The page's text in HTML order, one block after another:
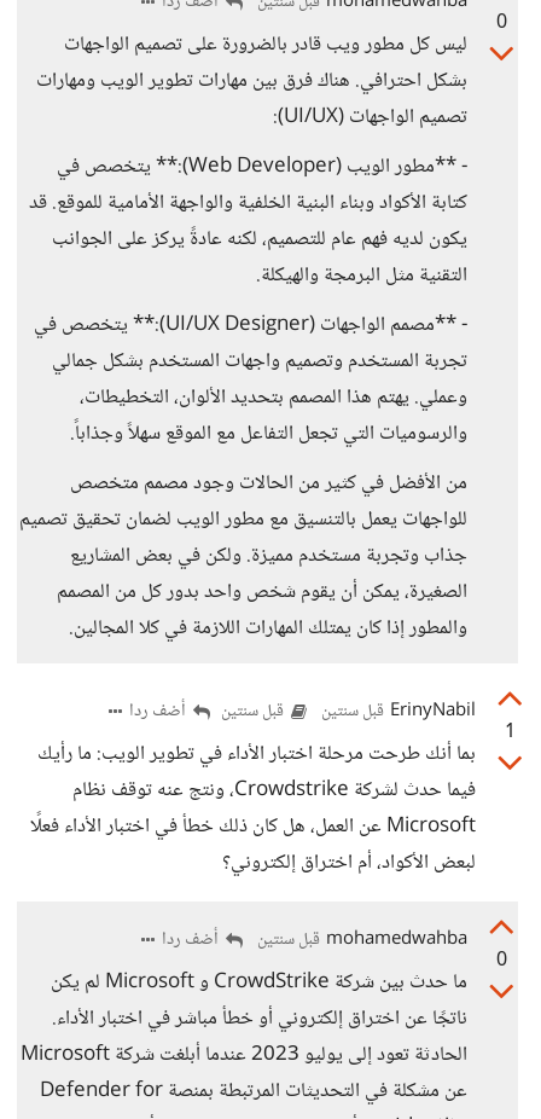
0
ليس كل مطور ويب قادر بالضرورة على تصميم الواجهات
بشكل احترافي. هناك فرق بين مهارات تطوير الويب ومهارات
تصميم الواجهات (UI/UX):
- **مطور الويب (Web Developer):** يتخصص في
كتابة الأكواد وبناء البنية الخلفية والواجهة الأمامية للموقع. قد
يكون لديه فهم عام للتصميم، لكنه عادةً يركز على الجوانب
التقنية مثل البرمجة والهيكلة.
- **مصمم الواجهات (UI/UX Designer):** يتخصص في
تجربة المستخدم وتصميم واجهات المستخدم بشكل جمالي
وعملي. يهتم هذا المصمم بتحديد الألوان، التخطيطات،
والرسوميات التي تجعل التفاعل مع الموقع سهلاً وجذاباً.
من الأفضل في كثير من الحالات وجود مصمم متخصص
للواجهات يعمل بالتنسيق مع مطور الويب لضمان تحقيق تصميم
جذاب وتجربة مستخدم مميزة. ولكن في بعض المشاريع
الصغيرة، يمكن أن يقوم شخص واحد بدور كل من المصمم
والمطور إذا كان يمتلك المهارات اللازمة في كلا المجالين.
1
ErinyNabil قبل سنتين قبل سنتين أضف ردا
بما أنك طرحت مرحلة اختبار الأداء في تطوير الويب: ما رأيك
فيما حدث لشركة Crowdstrike، ونتج عنه توقف نظام
Microsoft عن العمل، هل كان ذلك خطأ في اختبار الأداء فعلًا
لبعض الأكواد، أم اختراق إلكتروني؟
0
mohamedwahba قبل سنتين أضف ردا
ما حدث بين شركة CrowdStrike و Microsoft لم يكن
ناتجًا عن اختراق إلكتروني أو خطأ مباشر في اختبار الأداء.
الحادثة تعود إلى يوليو 2023 عندما أبلغت شركة Microsoft
عن مشكلة في التحديثات المرتبطة بمنصة Defender for